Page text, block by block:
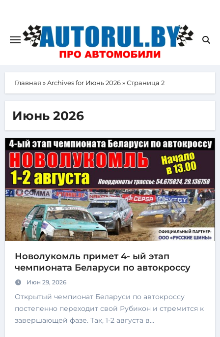
Главная »Archives for Июнь 2026»Страница 2
Июнь 2026
Новолукомль примет 4- ый этап
чемпионата Беларуси по автокроссу
Июн 29, 2026
Открытый чемпионат Беларуси по автокроссу
постепенно переходит свой Рубикон и стремится к
завершающей фазе. Так, 1-2 августа в…